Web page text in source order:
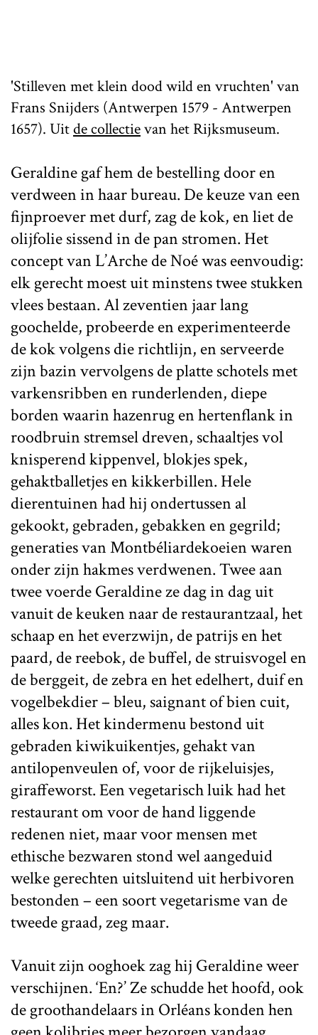
'Stilleven met klein dood wild en vruchten' van
Frans Snijders (Antwerpen 1579 - Antwerpen
1657). Uitde collectievan het Rijksmuseum.
Geraldine gaf hem de bestelling door en
verdween in haar bureau. De keuze van een
fijnproever met durf, zag de kok, en liet de
olijfolie sissend in de pan stromen. Het
concept van L’Arche de Noé was eenvoudig:
elk gerecht moest uit minstens twee stukken
vlees bestaan. Al zeventien jaar lang
goochelde, probeerde en experimenteerde
de kok volgens die richtlijn, en serveerde
zijn bazin vervolgens de platte schotels met
varkensribben en runderlenden, diepe
borden waarin hazenrug en hertenflank in
roodbruin stremsel dreven, schaaltjes vol
knisperend kippenvel, blokjes spek,
gehaktballetjes en kikkerbillen. Hele
dierentuinen had hij ondertussen al
gekookt, gebraden, gebakken en gegrild;
generaties van Montbéliardekoeien waren
onder zijn hakmes verdwenen. Twee aan
twee voerde Geraldine ze dag in dag uit
vanuit de keuken naar de restaurantzaal, het
schaap en het everzwijn, de patrijs en het
paard, de reebok, de buffel, de struisvogel en
de berggeit, de zebra en het edelhert, duif en
vogelbekdier – bleu, saignant of bien cuit,
alles kon. Het kindermenu bestond uit
gebraden kiwikuikentjes, gehakt van
antilopenveulen of, voor de rijkeluisjes,
giraffeworst. Een vegetarisch luik had het
restaurant om voor de hand liggende
redenen niet, maar voor mensen met
ethische bezwaren stond wel aangeduid
welke gerechten uitsluitend uit herbivoren
bestonden – een soort vegetarisme van de
tweede graad, zeg maar.
Vanuit zijn ooghoek zag hij Geraldine weer
verschijnen. ‘En?’ Ze schudde het hoofd, ook
de groothandelaars in Orléans konden hen